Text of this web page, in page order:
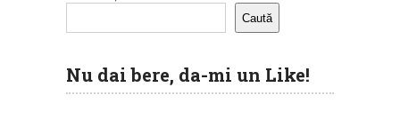
Caută
Nu dai bere, da-mi un Like!